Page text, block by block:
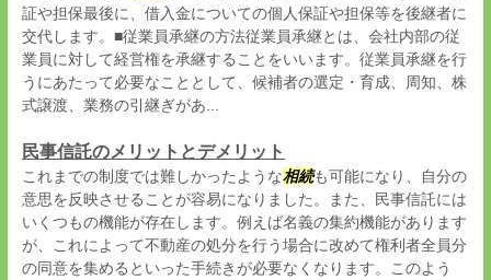
証や担保最後に、借入金についての個人保証や担保等を後継者に
交代します。■従業員承継の方法従業員承継とは、会社内部の従
業員に対して経営権を承継することをいいます。従業員承継を行
うにあたって必要なこととして、候補者の選定・育成、周知、株
式譲渡、業務の引継ぎがあ...
民事信託のメリットとデメリット
これまでの制度では難しかったような相続も可能になり、自分の
意思を反映させることが容易になりました。また、民事信託には
いくつもの機能が存在します。例えば名義の集約機能があります
が、これによって不動産の処分を行う場合に改めて権利者全員分
の同意を集めるといった手続きが必要なくなります。このよう